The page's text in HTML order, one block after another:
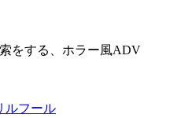
をする、ホラー風ADV